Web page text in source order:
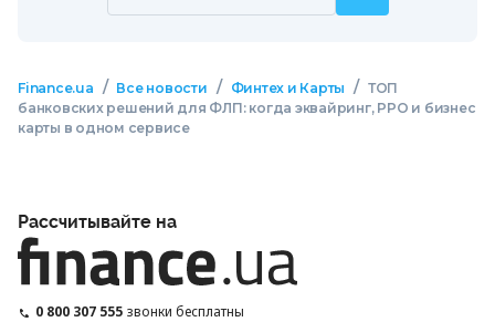
Finance.ua / Все новости / Финтех и Карты / ТОП
банковских решений для ФЛП: когда эквайринг, РРО и бизнес
карты в одном сервисе
Рассчитывайте на
0 800 307 555 звонки бесплатны